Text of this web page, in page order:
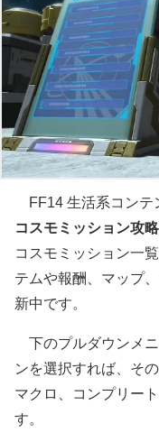
FF14 生活系コン
コスモミッション攻略
コスモミッション一
テムや報酬、マップ
新中です。
下のプルダウンメ
ンを選択すれば、そ
マクロ、コンプリー
す。